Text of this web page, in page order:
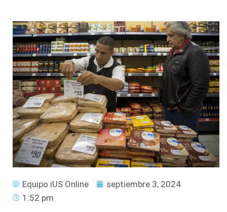
Equipo iUS Online
septiembre 3, 2024
1:52 pm